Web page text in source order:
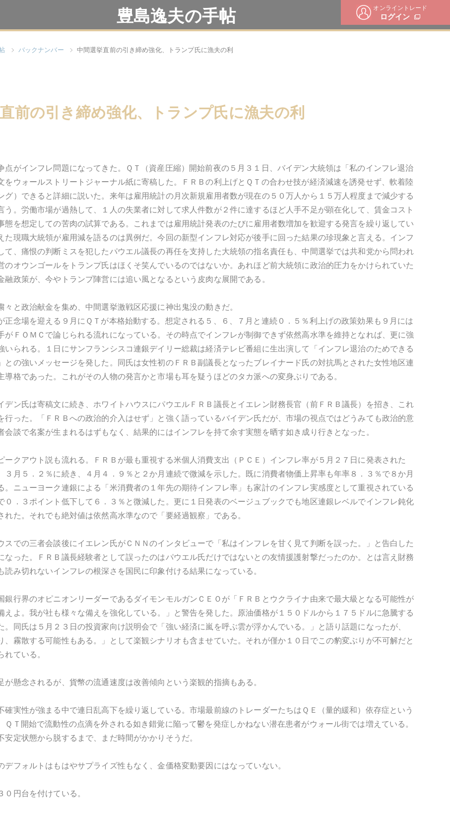
オンライントレード
ログイン
豊島逸夫の手帖
バックナンバー 中間選挙直前の引き締め強化、トランプ氏に漁夫の利
前の引き締め強化、トランプ氏に漁夫の利
点がインフレ問題になってきた。ＱＴ（資産圧縮）開始前夜の５月３１日、バイデン大統領は「私のインフレ退治
をウォールストリートジャーナル紙に寄稿した。ＦＲＢの利上げとＱＴの合わせ技が経済減速を誘発せず、軟着陸
グ）できると詳細に説いた。来年は雇用統計の月次新規雇用者数が現在の５０万人から１５万人程度まで減少する
う。労働市場が過熱して、１人の失業者に対して求人件数が２件に達するほど人手不足が顕在化して、賃金コスト
態を想定しての苦肉の試算である。これまでは雇用統計発表のたびに雇用者数増加を歓迎する発言を繰り返してい
た現職大統領が雇用減を語るのは異例だ。今回の新型インフレ対応が後手に回った結果の珍現象と言える。インフ
て、痛恨の判断ミスを犯したパウエル議長の再任を支持した大統領の指名責任も、中間選挙では共和党から問われ
のオウンゴールをトランプ氏はほくそ笑んでいるのではないか。あれほど前大統領に政治的圧力をかけられていた
融政策が、今やトランプ陣営には追い風となるという皮肉な展開である。
々と政治献金を集め、中間選挙激戦区応援に神出鬼没の動きだ。
正念場を迎える９月にＱＴが本格始動する。想定される５、６、７月と連続０．５％利上げの政策効果も９月には
がＦＯＭＣで論じられる流れになっている。その時点でインフレが制御できず依然高水準を維持となれば、更に強
いられる。１日にサンフランシスコ連銀デイリー総裁は経済テレビ番組に生出演して「インフレ退治のためできる
との強いメッセージを発した。同氏は女性初のＦＲＢ副議長となったブレイナード氏の対抗馬とされた女性地区連
導格であった。これがその人物の発言かと市場も耳を疑うほどのタカ派への変身ぶりである。
デン氏は寄稿文に続き、ホワイトハウスにパウエルＦＲＢ議長とイエレン財務長官（前ＦＲＢ議長）を招き、これ
行った。「ＦＲＢへの政治的介入はせず」と強く語っているバイデン氏だが、市場の視点ではどうみても政治的意
会談で名案が生まれるはずもなく、結果的にはインフレを持て余す実態を晒す如き成り行きとなった。
ークアウト説も流れる。ＦＲＢが最も重視する米個人消費支出（ＰＣＥ）インフレ率が５月２７日に発表された
３月５．２％に続き、４月４．９％と２か月連続で微減を示した。既に消費者物価上昇率も年率８．３％で８か月
。ニューヨーク連銀による「米消費者の１年先の期待インフレ率」も家計のインフレ実感度として重視されている
０．３ポイント低下して６．３％と微減した。更に１日発表のベージュブックでも地区連銀レベルでインフレ鈍化
れた。それでも絶対値は依然高水準なので「要経過観察」である。
スでの三者会談後にイエレン氏がＣＮＮのインタビューで「私はインフレを甘く見て判断を誤った。」と告白した
なった。ＦＲＢ議長経験者として誤ったのはパウエル氏だけではないとの友情援護射撃だったのか。とは言え財務
読み切れないインフレの根深さを国民に印象付ける結果になっている。
銀行界のオピニオンリーダーであるダイモンモルガンＣＥＯが「ＦＲＢとウクライナ由来で最大級となる可能性が
えよ。我が社も様々な備えを強化している。」と警告を発した。原油価格が１５０ドルから１７５ドルに急騰する
。同氏は５月２３日の投資家向け説明会で「強い経済に嵐を呼ぶ雲が浮かんでいる。」と語り話題になったが、
、霧散する可能性もある。」として楽観シナリオも含ませていた。それが僅か１０日でこの豹変ぶりが不可解だと
れている。
が懸念されるが、貨幣の流通速度は改善傾向という楽観的指摘もある。
確実性が強まる中で連日乱高下を繰り返している。市場最前線のトレーダーたちはＱＥ（量的緩和）依存症という
ＱＴ開始で流動性の点滴を外される如き錯覚に陥って鬱を発症しかねない潜在患者がウォール街では増えている。
安定状態から脱するまで、まだ時間がかかりそうだ。
デフォルトはもはやサプライズ性もなく、金価格変動要因にはなっていない。
０円台を付けている。